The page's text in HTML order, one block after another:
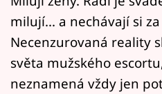
Mámy sobě
Přihlášení
milují... a nechávají si
Necenzurovaná reality
světa mužského
neznamená vždy jen